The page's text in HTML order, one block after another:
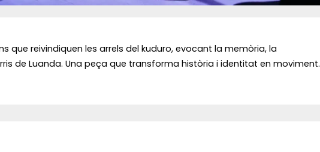
que reivindiquen les arrels del kuduro, evocant la memòria, la
de Luanda. Una peça que transforma història i identitat en moviment.